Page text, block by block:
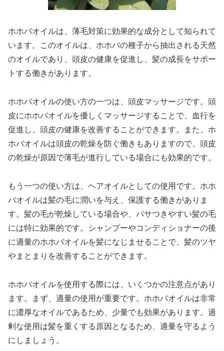
ホホバオイルは、薄毛対策に効果的な成分として知られて
います。このオイルは、ホホバの種子から抽出される天然
のオイルであり、頭皮の健康を促進し、髪の成長をサポー
トする働きがあります。
ホホバオイルの使い方の一つは、頭皮マッサージです。頭
皮にホホバオイルを優しくマッサージすることで、血行を
促進し、頭皮の健康を改善することができます。また、ホ
ホバオイルは頭皮の乾燥を防ぐ働きもありますので、頭皮
の乾燥が原因で薄毛が進行している場合にも効果的です。
もう一つの使い方は、ヘアオイルとしての使用です。ホホ
バオイルは髪の毛に潤いを与え、保護する働きがありま
す。髪の毛が乾燥している場合や、パサつきやすい髪の毛
には特に効果的です。シャンプーやコンディショナーの後
に適量のホホバオイルを髪になじませることで、髪のツヤ
やまとまりを改善することができます。
ホホバオイルを使用する際には、いくつかの注意点があり
ます。まず、適量の使用が重要です。ホホバオイルは非常
に濃厚なオイルであるため、少量でも効果があります。過
剰な使用は髪を重くする原因となるため、適量を守るよう
にしましょう。